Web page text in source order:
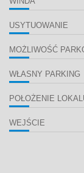
USYTUOWANIE
MOŻLIWOŚĆ
WŁASNY PARKING
POŁOŻENIE
WEJŚCIE